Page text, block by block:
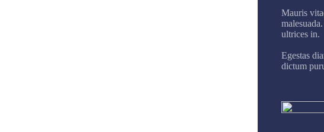
Mauris
ultrices in.
Egestas
dictum